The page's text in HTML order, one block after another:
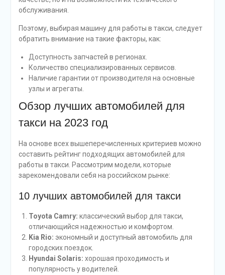
обслуживания.
Поэтому, выбирая машину для работы в такси, следует
обратить внимание на такие факторы, как:
Доступность запчастей в регионах.
Количество специализированных сервисов.
Наличие гарантии от производителя на основные
узлы и агрегаты.
Обзор лучших автомобилей для
такси на 2023 год
На основе всех вышеперечисленных критериев можно
составить рейтинг подходящих автомобилей для
работы в такси. Рассмотрим модели, которые
зарекомендовали себя на российском рынке:
10 лучших автомобилей для такси
Toyota Camry: классический выбор для такси,
отличающийся надежностью и комфортом.
Kia Rio: экономный и доступный автомобиль для
городских поездок.
Hyundai Solaris: хорошая проходимость и
популярность у водителей.